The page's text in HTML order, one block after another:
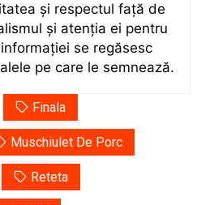
și respectul față de
și atenția ei pentru
se regăsesc
pe care le semnează.
Finala
Muschiulet De Porc
Reteta